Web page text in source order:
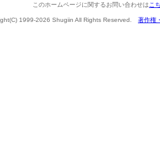
このホームページに関するお問い合わせは こ
1999-2026 Shugiin All Rights Reserved. 著作権